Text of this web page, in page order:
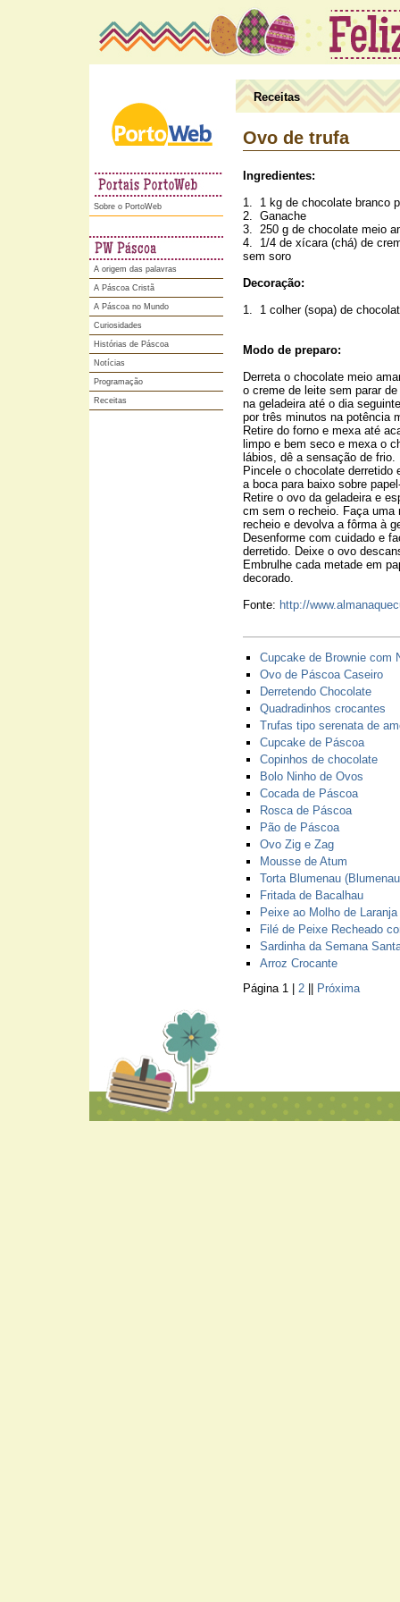
Portoweb
Sobre o PortoWeb
A origem das palavras
A Páscoa Cristã
A Páscoa no Mundo
Curiosidades
Histórias de Páscoa
Notícias
Programação
Receitas
Receitas
Ovo de trufa
Ingredientes:
1. 1 kg de chocolate branco
2. Ganache
3. 250 g de chocolate meio
4. 1/4 de xícara (chá) de
sem soro
Decoração:
1. 1 colher (sopa) de
Modo de preparo:
Derreta o chocolate meio
o creme de leite sem parar
na geladeira até o dia
por três minutos na potência
Retire do forno e mexa até
limpo e bem seco e mexa o
lábios, dê a sensação de frio.
Pincele o chocolate derretido
a boca para baixo sobre
Retire o ovo da geladeira e
cm sem o recheio. Faça uma
recheio e devolva a fôrma à
Desenforme com cuidado e
derretido. Deixe o ovo
Embrulhe cada metade em
decorado.
Fonte: http://
Cupcake de Brownie com
Ovo de Páscoa Caseiro
Derretendo Chocolate
Quadradinhos crocantes
Trufas tipo serenata de
Cupcake de Páscoa
Copinhos de chocolate
Bolo Ninho de Ovos
Cocada de Páscoa
Rosca de Páscoa
Pão de Páscoa
Ovo Zig e Zag
Mousse de Atum
Torta Blumenau
Fritada de Bacalhau
Peixe ao Molho de Laranja
Filé de Peixe Recheado
Sardinha da Semana
Arroz Crocante
Página 1 | 2 Próxima